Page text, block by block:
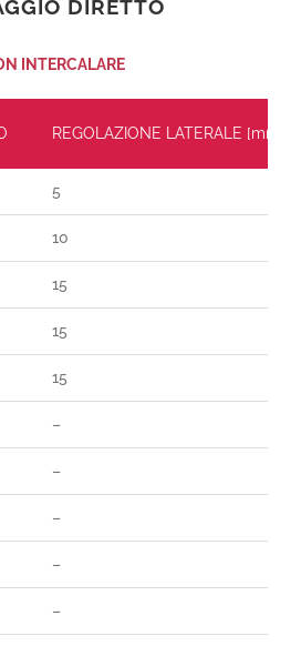
DIRETTO
INTERCALARE
REGOLAZIONE LATERALE [mm]
5
10
15
15
15
–
–
–
–
–